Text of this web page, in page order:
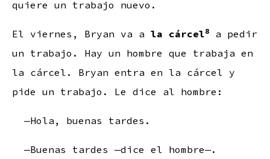
quiere un trabajo nuevo.
El viernes, Bryan va a la cárcel8
a pedir
un trabajo. Hay un hombre que trabaja en
la cárcel. Bryan entra en la cárcel y
pide un trabajo. Le dice al hombre:
—Hola, buenas tardes.
—Buenas tardes —dice el hombre—.